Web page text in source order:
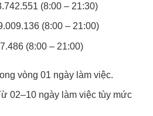
(8:00 – 21:30)
(8:00 – 21:00)
(8:00 – 21:00)
vòng 01 ngày làm việc.
02–10 ngày làm việc tùy mức